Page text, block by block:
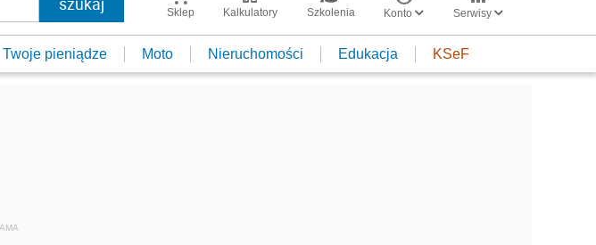
Sklep Kalkulatory Szkolenia Konto Serwisy
Twoje pieniądze Moto Nieruchomości Edukacja KSeF